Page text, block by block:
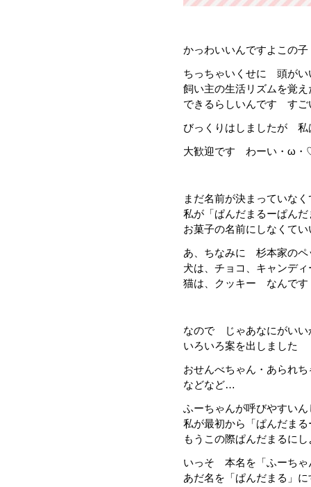
かっわいいんですよこの子
ちっちゃいくせに 頭がい
飼い主の生活リズムを覚
できるらしいんです すご
びっくりはしましたが 私
大歓迎です わーい・ω
まだ名前が決まっていなく
私が「ぱんだまるーぱん
お菓子の名前にしなくて
あ、ちなみに 杉本家のペ
犬は、チョコ、キャンディ
猫は、クッキー なんです
なので じゃあなにがいい
いろいろ案を出しました
おせんべちゃん・あられ
などなど…
ふーちゃんが呼びやすい
私が最初から「ぱんだま
もうこの際ぱんだまるに
いっそ 本名を「ふーちゃ
あだ名を「ぱんだまる」